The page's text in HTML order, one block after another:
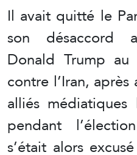
Il avait quitté le
son désaccord
Donald Trump
contre l’Iran,
alliés
pendant
s’était alors